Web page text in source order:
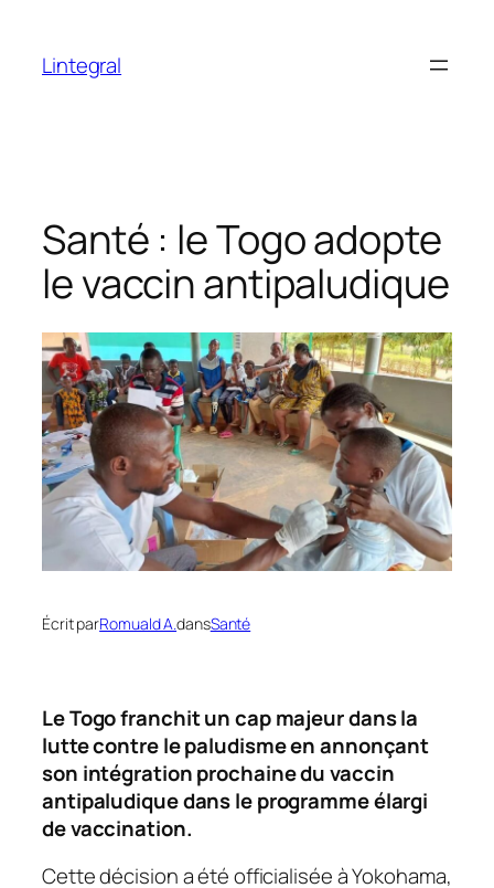
contenu
Lintegral
Santé : le Togo adopte
le vaccin antipaludique
Écrit parRomuald A.dansSanté
Le Togo franchit un cap majeur dans la
lutte contre le paludisme en annonçant
son intégration prochaine du vaccin
antipaludique dans le programme élargi
de vaccination.
Cette décision a été officialisée à Yokohama,